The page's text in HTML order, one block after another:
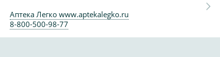
Аптека Легко www.aptekalegko.ru
8-800-500-98-77